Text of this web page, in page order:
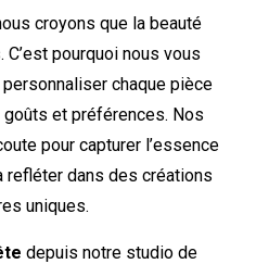
croyons que la beauté
pourquoi nous vous
chaque pièce
et préférences. Nos
pour capturer l’essence
refléter dans des créations
uniques.
depuis notre studio de